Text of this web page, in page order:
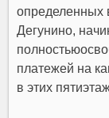
определенных
Дегунино,
платежей на
в этих